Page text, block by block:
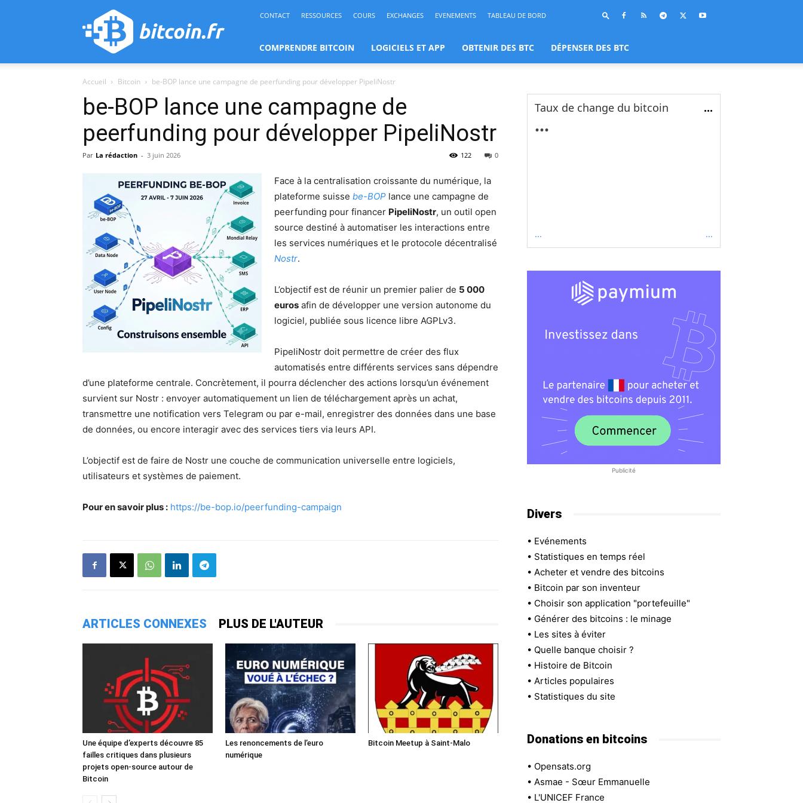
bitcoin.fr
CONTACT RESSOURCES COURS EXCHANGES EVENEMENTS TABLEAU DE BORD
COMPRENDRE BITCOIN LOGICIELS ET APP OBTENIR DES BTC DÉPENSER DES BTC
Accueil Bitcoin be-BOP lance une campagne de peerfunding pour développer PipeliNostr
be-BOP lance une campagne de
peerfunding pour développer PipeliNostr
Par La rédaction - 3 juin 2026 0
122
Face à la centralisation croissante du numérique, la
plateforme suisse be-BOP lance une campagne de
peerfunding pour financer PipeliNostr, un outil open
source destiné à automatiser les interactions entre
les services numériques et le protocole décentralisé
Nostr.
L’objectif est de réunir un premier palier de 5 000
euros afin de développer une version autonome du
logiciel, publiée sous licence libre AGPLv3.
PipeliNostr doit permettre de créer des flux
automatisés entre différents services sans dépendre
d’une plateforme centrale. Concrètement, il pourra déclencher des actions lorsqu’un événement
survient sur Nostr : envoyer automatiquement un lien de téléchargement après un achat,
transmettre une notification vers Telegram ou par e-mail, enregistrer des données dans une base
de données, ou encore interagir avec des services tiers via leurs API.
L’objectif est de faire de Nostr une couche de communication universelle entre logiciels,
utilisateurs et systèmes de paiement.
Pour en savoir plus : https://be-bop.io/peerfunding-campaign
ARTICLES CONNEXES PLUS DE L'AUTEUR
Une équipe d’experts découvre 85
failles critiques dans plusieurs
projets open-source autour de
Bitcoin
Les renoncements de l’euro
numérique
Bitcoin Meetup à Saint-Malo
Taux de change du bitcoin ...
...
... ...
Publicité
Divers
• Evénements
• Statistiques en temps réel
• Acheter et vendre des bitcoins
• Bitcoin par son inventeur
• Choisir son application "portefeuille"
• Générer des bitcoins : le minage
• Les sites à éviter
• Quelle banque choisir ?
• Histoire de Bitcoin
• Articles populaires
• Statistiques du site
Donations en bitcoins
• Opensats.org
• Asmae - Sœur Emmanuelle
• L'UNICEF France